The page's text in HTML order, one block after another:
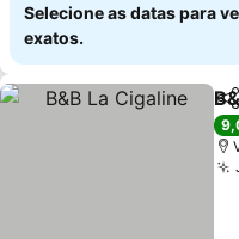
Selecione as datas para
exatos.